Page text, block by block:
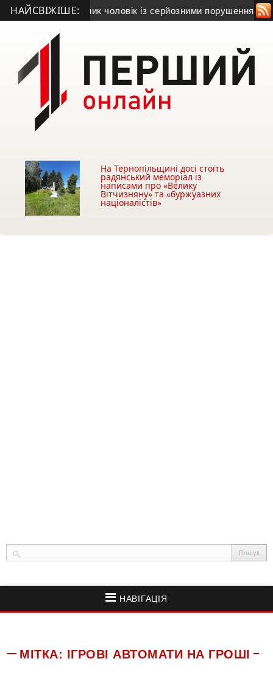
НАЙСВІЖІШЕ:
безвісти зник чоловік із серйозними порушеннями зору
На Тернопільщині досі стоїть
радянський меморіал із
написами про «Велику
Вітчизняну» та «буржуазних
націоналістів»
НАВІГАЦІЯ
МІТКА: ІГРОВІ АВТОМАТИ НА ГРОШІ